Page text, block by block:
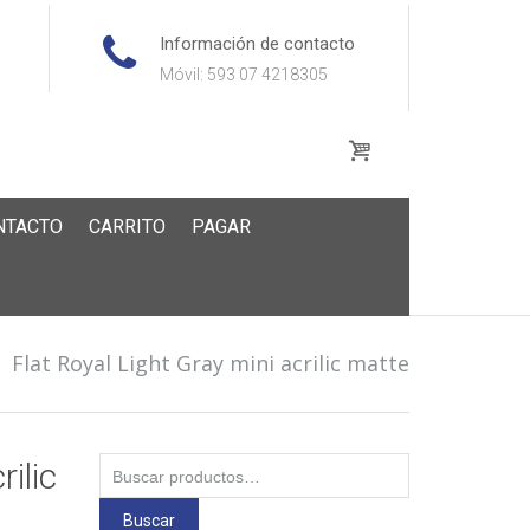
Información de contacto
Móvil: 593 07 4218305
CARRITO PAGAR
Flat Royal Light Gray mini acrilic matte
por:
Buscar